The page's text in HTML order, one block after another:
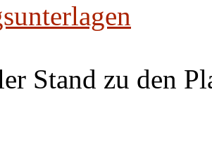
Stand zu den